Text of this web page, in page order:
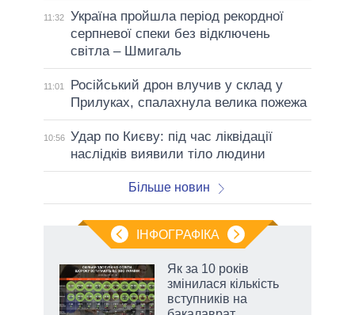
11:32
Україна пройшла період рекордної
серпневої спеки без відключень
світла – Шмигаль
11:01
Російський дрон влучив у склад у
Прилуках, спалахнула велика пожежа
10:56 Удар по Києву: під час ліквідації
наслідків виявили тіло людини
Більше новин
ІНФОГРАФІКА
Як за 10 років
змінилася кількість
вступників на